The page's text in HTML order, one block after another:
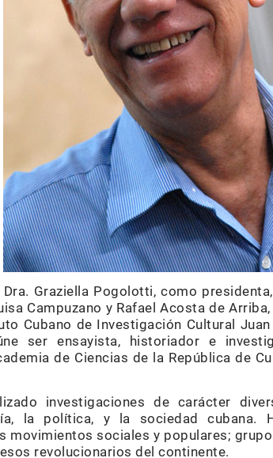
Graziella Pogolotti, como
Campuzano y Rafael Acosta de
Cubano de Investigación Cultural
ser ensayista, historiador e
de Ciencias de la República de
investigaciones de carácter
la política, y la sociedad cubana.
movimientos sociales y populares;
revolucionarios del continente.